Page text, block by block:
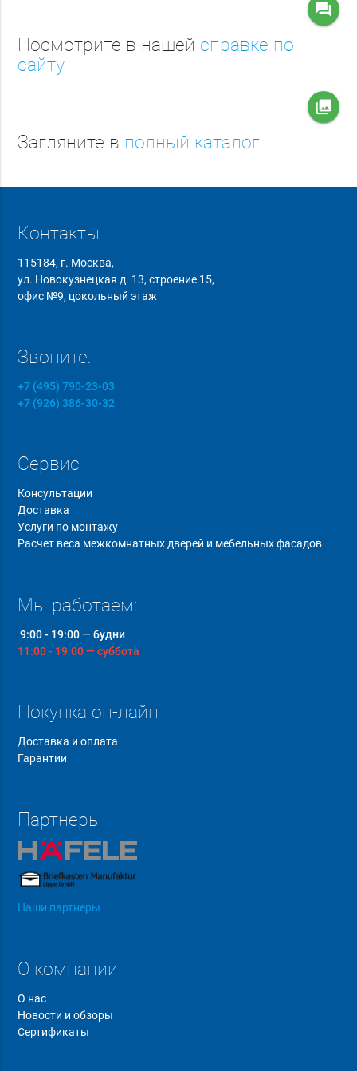
question_answer
Посмотрите в нашей справке по
сайту
collections
Загляните в полный каталог
Контакты
115184, г. Москва,
ул. Новокузнецкая д. 13, строение 15,
офис №9, цокольный этаж
Звоните:
+7 (495) 790-23-03
+7 (926) 386-30-32
Сервис
Консультации
Доставка
Услуги по монтажу
Расчет веса межкомнатных дверей и мебельных фасадов
Мы работаем:
9:00 - 19:00 — будни
11:00 - 19:00 — суббота
Покупка он-лайн
Доставка и оплата
Гарантии
Партнеры
Наши партнеры
О компании
О нас
Новости и обзоры
Сертификаты